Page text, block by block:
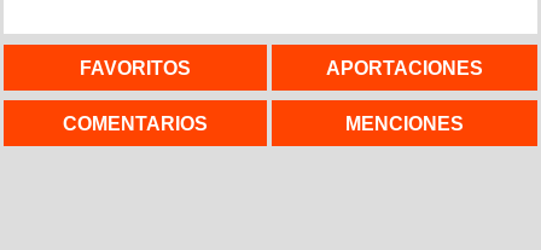
FAVORITOS APORTACIONES
COMENTARIOS MENCIONES